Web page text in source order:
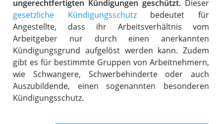
ungerechtfertigten Kündigungen geschützt. Dieser
gesetzliche Kündigungsschutzbedeutet für
Angestellte, dass ihr Arbeitsverhältnis vom
Arbeitgeber nur durch einen anerkannten
Kündigungsgrund aufgelöst werden kann. Zudem
gibt es für bestimmte Gruppen von Arbeitnehmern,
wie Schwangere, Schwerbehinderte oder auch
Auszubildende, einen sogenannten besonderen
Kündigungsschutz.